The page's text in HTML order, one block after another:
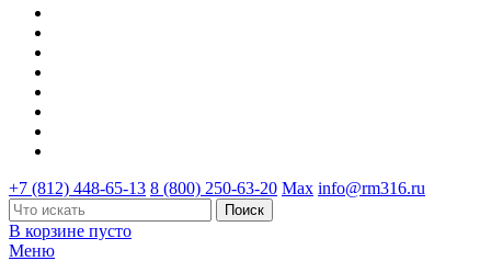
+7 (812) 448-65-13 8 (800) 250-63-20 Max info@rm316.ru
В корзине пусто
Меню